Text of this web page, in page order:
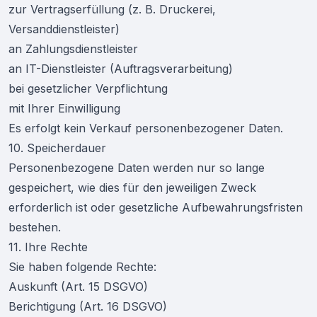
zur Vertragserfüllung (z. B. Druckerei,
Versanddienstleister)
an Zahlungsdienstleister
an IT-Dienstleister (Auftragsverarbeitung)
bei gesetzlicher Verpflichtung
mit Ihrer Einwilligung
Es erfolgt kein Verkauf personenbezogener Daten.
10. Speicherdauer
Personenbezogene Daten werden nur so lange
gespeichert, wie dies für den jeweiligen Zweck
erforderlich ist oder gesetzliche Aufbewahrungsfristen
bestehen.
11. Ihre Rechte
Sie haben folgende Rechte:
Auskunft (Art. 15 DSGVO)
Berichtigung (Art. 16 DSGVO)